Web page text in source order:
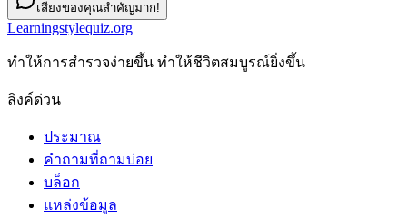
เสียงของคุณสำคัญมาก!
Learningstylequiz.org
ทําให้การสํารวจง่ายขึ้น ทําให้ชีวิตสมบูรณ์ยิ่งขึ้น
ลิงค์ด่วน
ประมาณ
คำถามที่ถามบ่อย
บล็อก
แหล่งข้อมูล